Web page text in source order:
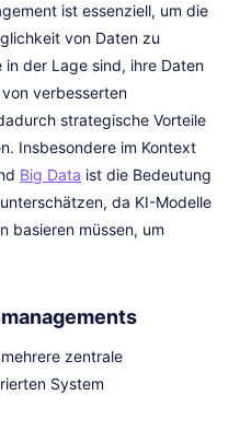
ist essenziell, um die
von Daten zu
der Lage sind, ihre Daten
verbesserten
strategische Vorteile
Insbesondere im Kontext
Big Data ist die Bedeutung
da KI-Modelle
basieren müssen, um
zentrale
System